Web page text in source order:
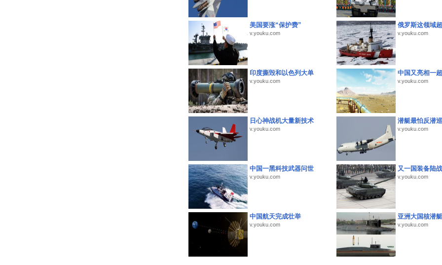
美国要涨“保护费”
v.youku.com
俄罗斯这领域
v.youku.com
印度撕毁和以色列大单
v.youku.com
中国又亮相一
v.youku.com
日心神战机大量新技术
v.youku.com
潜艇最怕反潜
v.youku.com
中国一黑科技武器问世
v.youku.com
又一国装备陆
v.youku.com
中国航天完成壮举
v.youku.com
亚洲大国核潜
v.youku.com